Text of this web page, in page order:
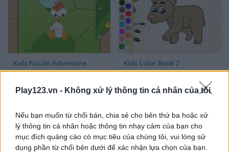
Play123.vn - Không xử lý thông tin cá nhân của tôi
Nếu bạn muốn từ chối bán, chia sẻ cho bên thứ ba hoặc xử
lý thông tin cá nhân hoặc thông tin nhạy cảm của bạn cho
mục đích quảng cáo có mục tiêu của chúng tôi, vui lòng sử
dụng phần từ chối bên dưới để xác nhận lựa chọn của bạn.
Kids Puzzle Adventure Kids Color Book 2